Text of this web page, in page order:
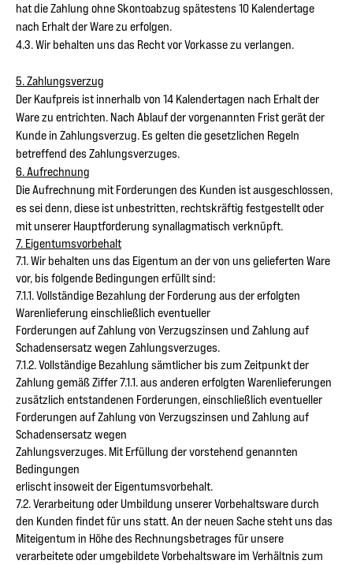
hat die Zahlung ohne Skontoabzug spätestens 10 Kalendertage
nach Erhalt der Ware zu erfolgen.
4.3. Wir behalten uns das Recht vor Vorkasse zu verlangen.
5. Zahlungsverzug
Der Kaufpreis ist innerhalb von 14 Kalendertagen nach Erhalt der
Ware zu entrichten. Nach Ablauf der vorgenannten Frist gerät der
Kunde in Zahlungsverzug. Es gelten die gesetzlichen Regeln
betreffend des Zahlungsverzuges.
6. Aufrechnung
Die Aufrechnung mit Forderungen des Kunden ist ausgeschlossen,
es sei denn, diese ist unbestritten, rechtskräftig festgestellt oder
mit unserer Hauptforderung synallagmatisch verknüpft.
7. Eigentumsvorbehalt
7.1. Wir behalten uns das Eigentum an der von uns gelieferten Ware
vor, bis folgende Bedingungen erfüllt sind:
7.1.1. Vollständige Bezahlung der Forderung aus der erfolgten
Warenlieferung einschließlich eventueller
Forderungen auf Zahlung von Verzugszinsen und Zahlung auf
Schadensersatz wegen Zahlungsverzuges.
7.1.2. Vollständige Bezahlung sämtlicher bis zum Zeitpunkt der
Zahlung gemäß Ziffer 7.1.1. aus anderen erfolgten Warenlieferungen
zusätzlich entstandenen Forderungen, einschließlich eventueller
Forderungen auf Zahlung von Verzugszinsen und Zahlung auf
Schadensersatz wegen
Zahlungsverzuges. Mit Erfüllung der vorstehend genannten
Bedingungen
erlischt insoweit der Eigentumsvorbehalt.
7.2. Verarbeitung oder Umbildung unserer Vorbehaltsware durch
den Kunden findet für uns statt. An der neuen Sache steht uns das
Miteigentum in Höhe des Rechnungsbetrages für unsere
verarbeitete oder umgebildete Vorbehaltsware im Verhältnis zum